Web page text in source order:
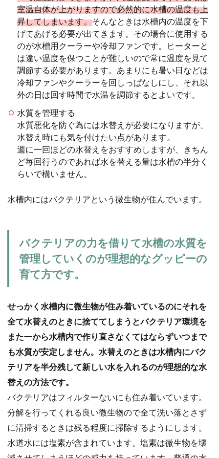
室温自体が上がりますので必然的に水槽の温度も上
昇してしまいます。そんなときは水槽内の温度を下
げてあげる必要が出てきます。その場合に使用する
のが水槽用クーラーや冷却ファンです。ヒーターと
は違い温度を保つことが難しいので常に温度を見て
調節する必要があります。あまりにも暑い日などは
冷却ファンやクーラーを回しっぱなしにし、それ以
外の日は回す時間で水温を調節するとよいです。
水質を管理する
水質悪化を防ぐ為には水替えが必要になりますが、
水替え時にも気を付けたい点があります。
週に一回ほどの水替えをおすすめしますが、きちん
ど毎回行うのであれば水を替える量は水槽の半分く
らいで構いません。
水槽内にはバクテリアという微生物が住んでいます。
バクテリアの力を借りて水槽の水質を
管理していくのが理想的なグッピーの
育て方です。
せっかく水槽内に微生物が住み着いているのにそれを
全て水替えのときに捨ててしまうとバクテリア環境を
また一から水槽内で作り直さなくてはならずいつまで
も水質が安定しません。水替えのときは水槽内にバク
テリアを半分残して新しい水を入れるのが理想的な水
替えの方法です。
バクテリアはフィルターないにも住み着いています。
分解を行ってくれる良い微生物ので全て洗い落とさず
に清掃するときは残る程度に掃除するようにします。
水道水には塩素が含まれています。塩素は微生物を壊